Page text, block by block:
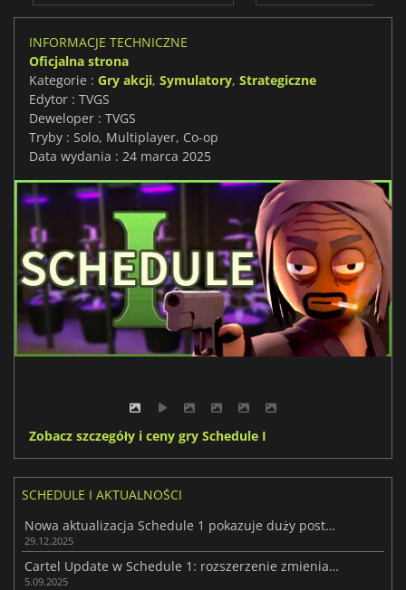
INFORMACJE TECHNICZNE
Oficjalna strona
Kategorie : Gry akcji, Symulatory, Strategiczne
Edytor : TVGS
Deweloper : TVGS
Tryby : Solo, Multiplayer, Co-op
Data wydania : 24 marca 2025
Zobacz szczegóły i ceny gry Schedule I
SCHEDULE I AKTUALNOŚCI
Nowa aktualizacja Schedule 1 pokazuje duży postęp we wczesnym dostępie
29.12.2025
Cartel Update w Schedule 1: rozszerzenie zmieniające zasady gry
5.09.2025